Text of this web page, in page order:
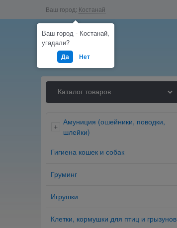
Ваш город: Костанай
Каталог товаров
+
Амуниция (ошейники, поводки,
шлейки)
Гигиена кошек и собак
Груминг
Игрушки
Клетки, кормушки для птиц и грызунов
Ваш город - Костанай,
угадали?
Да Нет